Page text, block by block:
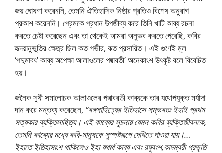
জয় ঘােষণা করেননি, তেমনি ঐতিহাসিক নিষ্ঠার প্রতিও বিশেষ অনুরাগ
প্রকাশ করেননি। প্রেমকে প্রধান উপজীব্য করে তিনি খাটি কাব্য রচনা
করতে চেষ্টা করেছেন এবং তা থেকেই আমরা অনুভব করতে পেরেছি, কবির
হৃদয়ানুভূতির ক্ষেত্র ছিল কত গভীর, কত প্রসারিত। এই গুণেই মূল
‘পদুমাবৎ’ কাব্য অপেক্ষা আলাওলের পদ্মাবতী’ অনেকাংশ উৎকৃষ্ট বলে বিবেচিত
হয়।
জনৈক সুধী সমালােচক আলাওলের পদ্মাবরতী কাব্যকে তার যথােপযুক্ত মর্যাদা
দান করে মন্তব্য করেছেন, “বঙ্গসাহিত্যের ইতিহাসে সম্ভবতঃ ইহাই প্রথম
সত্যকার ব্যক্তিসাহিত্য। এই কাব্যের সূচনায় যেমন কবির ব্যক্তিজীবনকে,
তেমনি কাব্যের মধ্যে কবি-মানুষকে সুস্পষ্টরূপে দেখিতে পাওয়া যায়।…
ইহাতে ইতিহাসাংশ থাকিলেও ইহা যথার্থ কাব্য এবং রঘুবংশ,কাদম্বরী প্রভৃতি